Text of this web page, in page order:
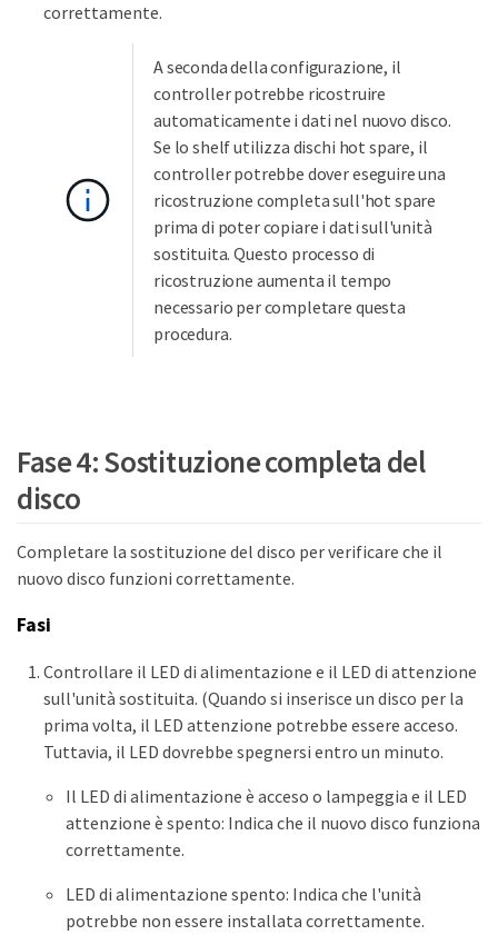
correttamente.
A seconda della configurazione, il
controller potrebbe ricostruire
automaticamente i dati nel nuovo disco.
Se lo shelf utilizza dischi hot spare, il
controller potrebbe dover eseguire una
ricostruzione completa sull'hot spare
prima di poter copiare i dati sull'unità
sostituita. Questo processo di
ricostruzione aumenta il tempo
necessario per completare questa
procedura.
Fase 4: Sostituzione completa del
disco
Completare la sostituzione del disco per verificare che il
nuovo disco funzioni correttamente.
Fasi
Controllare il LED di alimentazione e il LED di attenzione
sull'unità sostituita. (Quando si inserisce un disco per la
prima volta, il LED attenzione potrebbe essere acceso.
Tuttavia, il LED dovrebbe spegnersi entro un minuto.
Il LED di alimentazione è acceso o lampeggia e il LED
attenzione è spento: Indica che il nuovo disco funziona
correttamente.
LED di alimentazione spento: Indica che l'unità
potrebbe non essere installata correttamente.